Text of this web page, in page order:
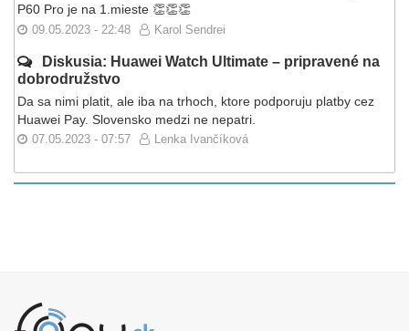
P60 Pro je na 1.mieste 👏👏👏
09.05.2023 - 22:48 Karol Sendrei
Diskusia: Huawei Watch Ultimate – pripravené na
dobrodružstvo
Da sa nimi platit, ale iba na trhoch, ktore podporuju platby cez
Huawei Pay. Slovensko medzi ne nepatri.
07.05.2023 - 07:57 Lenka Ivančíková